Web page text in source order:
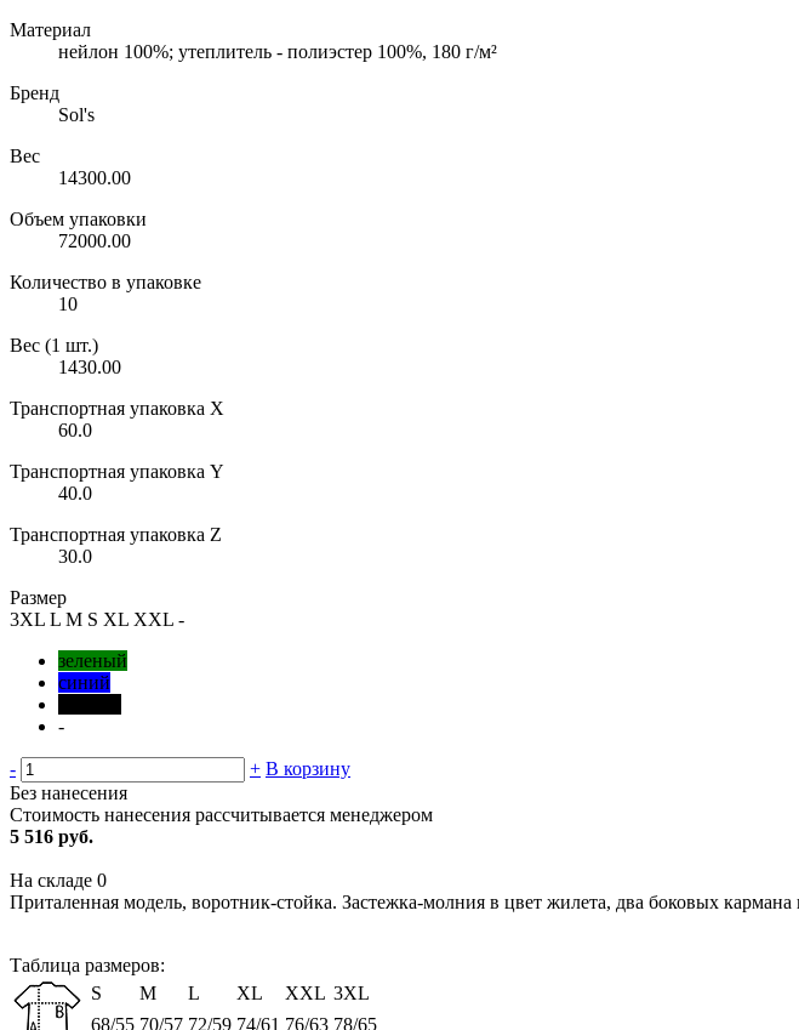
Материал
нейлон 100%; утеплитель - полиэстер 100%, 180 г/м²
Бренд
Sol's
Вес
14300.00
Объем упаковки
72000.00
Количество в упаковке
10
Вес (1 шт.)
1430.00
Транспортная упаковка X
60.0
Транспортная упаковка Y
40.0
Транспортная упаковка Z
30.0
Размер
3XL L M S XL XXL -
зеленый
синий
-
- + В корзину
Без нанесения
Стоимость нанесения рассчитывается менеджером
5 516 руб.
На складе 0
Приталенная модель, воротник-стойка. Застежка-молния в цвет жилета, два боковых
Таблица размеров:
S
M L XL XXL 3XL
68/55 70/57 72/59 74/61 76/63 78/65